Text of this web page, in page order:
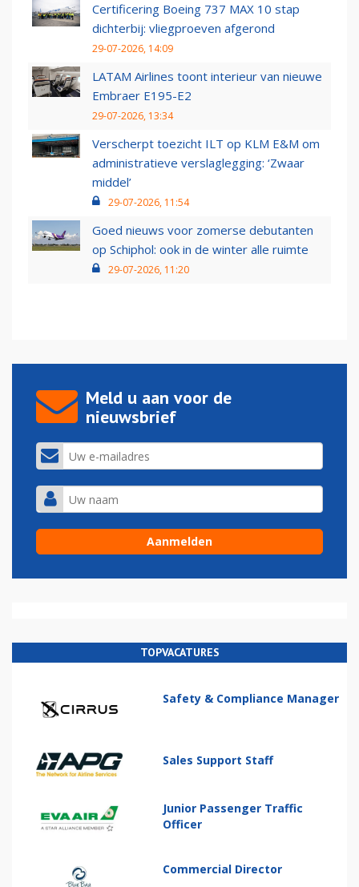
Certificering Boeing 737 MAX 10 stap
dichterbij: vliegproeven afgerond
29-07-2026, 14:09
LATAM Airlines toont interieur van nieuwe
Embraer E195-E2
29-07-2026, 13:34
Verscherpt toezicht ILT op KLM E&M om
administratieve verslaglegging: ‘Zwaar
middel’
29-07-2026, 11:54
Goed nieuws voor zomerse debutanten
op Schiphol: ook in de winter alle ruimte
29-07-2026, 11:20
Meld u aan voor de
nieuwsbrief
TOPVACATURES
Safety & Compliance Manager
Sales Support Staff
Junior Passenger Traffic
Officer
Commercial Director